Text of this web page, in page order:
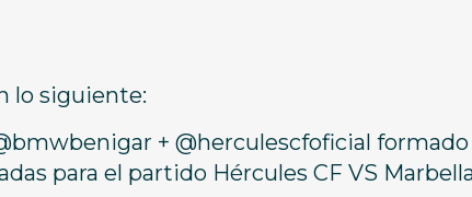
lo siguiente:
+ @herculescfoficial
para el partido Hércules CF VS